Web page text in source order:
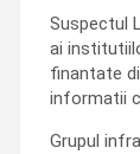
Suspectul
ai
finantate
informatii
Grupul